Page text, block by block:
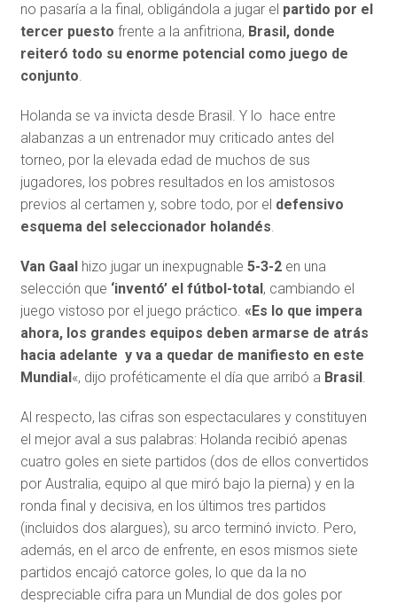
no pasaría a la final, obligándola a jugar el partido por el
tercer puesto frente a la anfitriona, Brasil, donde
reiteró todo su enorme potencial como juego de
conjunto.
Holanda se va invicta desde Brasil. Y lo hace entre
alabanzas a un entrenador muy criticado antes del
torneo, por la elevada edad de muchos de sus
jugadores, los pobres resultados en los amistosos
previos al certamen y, sobre todo, por el defensivo
esquema del seleccionador holandés.
Van Gaal hizo jugar un inexpugnable 5-3-2 en una
selección que ‘inventó’ el fútbol-total , cambiando el
juego vistoso por el juego práctico. «Es lo que impera
ahora, los grandes equipos deben armarse de atrás
hacia adelante y va a quedar de manifiesto en este
Mundial «, dijo proféticamente el día que arribó a Brasil .
Al respecto, las cifras son espectaculares y constituyen
el mejor aval a sus palabras: Holanda recibió apenas
cuatro goles en siete partidos (dos de ellos convertidos
por Australia, equipo al que miró bajo la pierna) y en la
ronda final y decisiva, en los últimos tres partidos
(incluidos dos alargues), su arco terminó invicto. Pero,
además, en el arco de enfrente, en esos mismos siete
partidos encajó catorce goles, lo que da la no
despreciable cifra para un Mundial de dos goles por